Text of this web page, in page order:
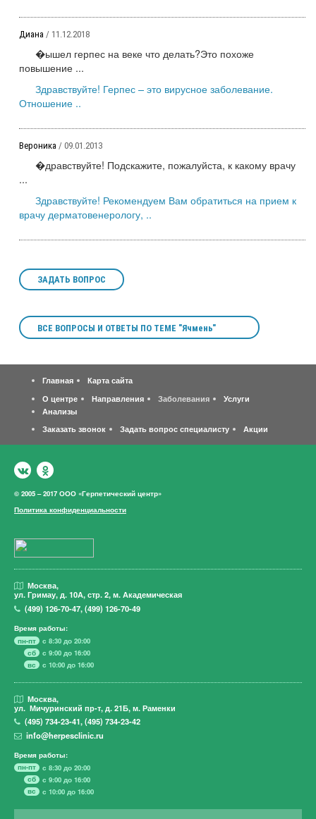
Диана / 11.12.2018
�ышел герпес на веке что делать?Это похоже
повышение ...
Здравствуйте! Герпес – это вирусное заболевание.
Отношение ..
Вероника / 09.01.2013
�дравствуйте! Подскажите, пожалуйста, к какому врачу
...
Здравствуйте! Рекомендуем Вам обратиться на прием к
врачу дерматовенерологу, ..
ЗАДАТЬ ВОПРОС
ВСЕ ВОПРОСЫ И ОТВЕТЫ ПО ТЕМЕ "Ячмень"
Главная
Карта сайта
О центре
Направления Заболевания
Услуги
Анализы
Заказать звонок
Задать вопрос специалисту Акции
© 2005 – 2017 ООО «Герпетический центр»
Политика конфиденциальности
Москва,
ул. Гримау,д. 10А, стр. 2, м. Академическая
(499)126-70-47,(499)126-70-49
Время работы:
пн-пт
с 8:30 до 20:00
сб
с 9:00 до 16:00
вс
с 10:00 до 16:00
Москва,
ул. Мичуринский пр-т, д. 21Б, м. Раменки
(495)734-23-41,(495)734-23-42
info@herpesclinic.ru
Время работы:
пн-пт
с 8:30 до 20:00
сб
с 9:00 до 16:00
вс
с 10:00 до 16:00